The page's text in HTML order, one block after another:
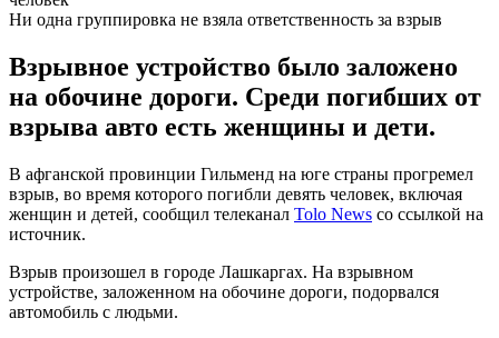
Ни одна группировка не взяла ответственность за взрыв
Взрывное устройство было заложено
на обочине дороги. Среди погибших от
взрыва авто есть женщины и дети.
В афганской провинции Гильменд на юге страны прогремел
взрыв, во время которого погибли девять человек, включая
женщин и детей, сообщил телеканал Tolo News со ссылкой на
источник.
Взрыв произошел в городе Лашкаргах. На взрывном
устройстве, заложенном на обочине дороги, подорвался
автомобиль с людьми.